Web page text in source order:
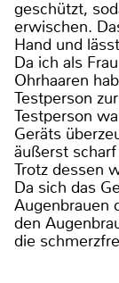
geschützt,
erwischen.
Hand und
Da ich als
Ohrhaaren
Testperson
Testperson
Geräts
äußerst
Trotz dessen
Da sich das
Augenbrauen
den
die